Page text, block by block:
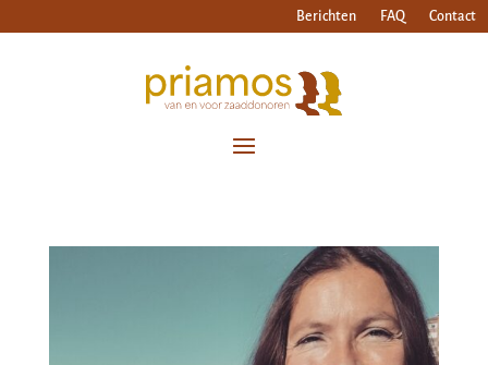
Berichten FAQ Contact